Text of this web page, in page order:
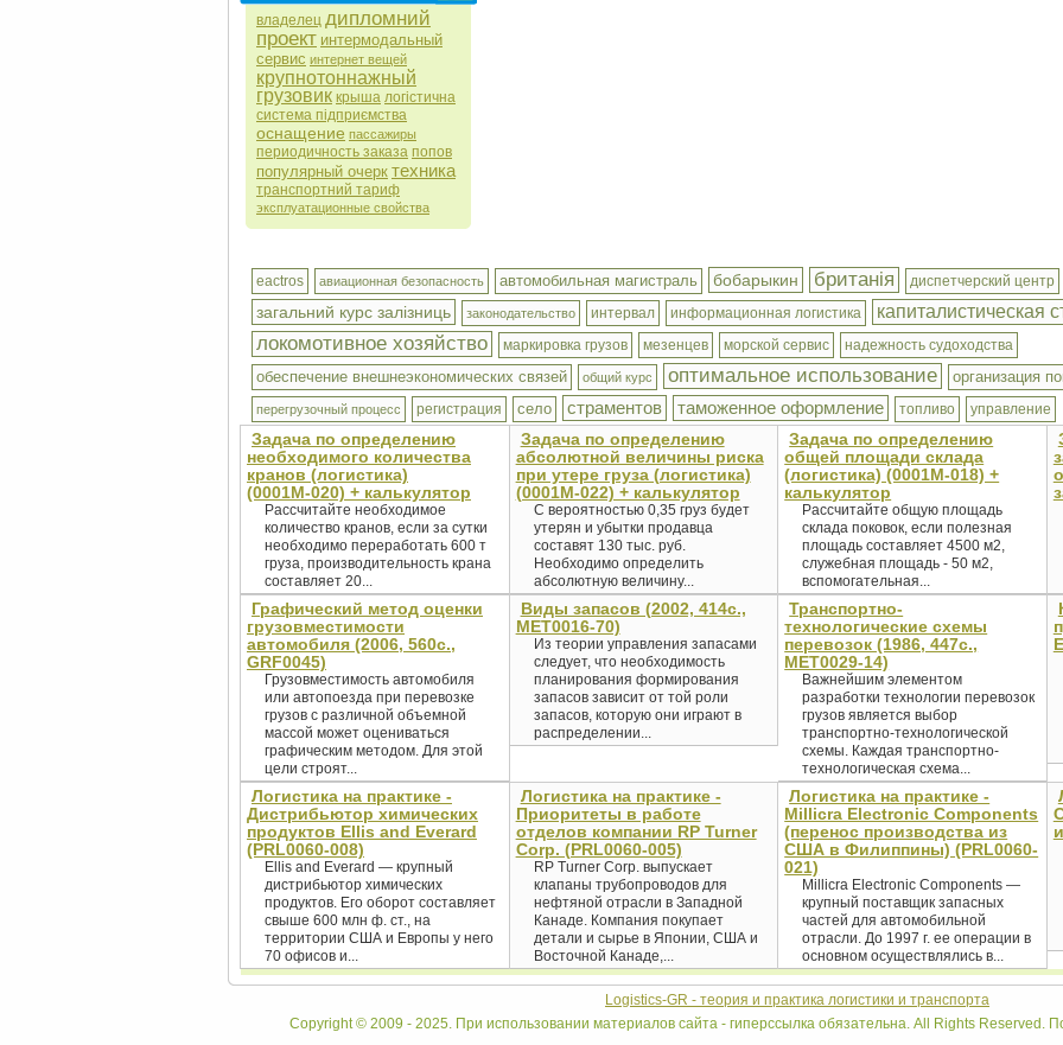
владелец дипломний
проект интермодальный
сервис интернет вещей
крупнотоннажный
грузовик крыша логістична
система підприємства
оснащение пассажиры
периодичность заказа попов
популярный очерк техника
транспортний тариф
эксплуатационные свойства
eactros авиационная безопасность автомобильная магистраль бобарыкин британія диспетчерский центр
загальний курс залізниць законодательство интервал информационная логистика капиталистическая
локомотивное хозяйство маркировка грузов мезенцев морской сервис надежность судоходства
обеспечение внешнеэкономических связей общий курс оптимальное использование организация
перегрузочный процесс регистрация село страментов таможенное оформление топливо управление
Задача по определению
необходимого количества
кранов (логистика)
(0001М-020) + калькулятор
Рассчитайте необходимое
количество кранов, если за сутки
необходимо переработать 600 т
груза, производительность крана
составляет 20...
Задача по определению
абсолютной величины риска
при утере груза (логистика)
(0001M-022) + калькулятор
С вероятностью 0,35 груз будет
утерян и убытки продавца
составят 130 тыс. руб.
Необходимо определить
абсолютную величину...
Задача по определению
общей площади склада
(логистика) (0001М-018) +
калькулятор
Рассчитайте общую площадь
склада поковок, если полезная
площадь составляет 4500 м2,
служебная площадь - 50 м2,
вспомогательная...
Графический метод оценки
грузовместимости
автомобиля (2006, 560с.,
GRF0045)
Грузовместимость автомобиля
или автопоезда при перевозке
грузов с различной объемной
массой может оцениваться
графическим методом. Для этой
цели строят...
Виды запасов (2002, 414с.,
MET0016-70)
Из теории управления запасами
следует, что необходимость
планирования формирования
запасов зависит от той роли
запасов, которую они играют в
распределении...
Транспортно-
технологические схемы
перевозок (1986, 447с.,
MET0029-14)
Важнейшим элементом
разработки технологии перевозок
грузов является выбор
транспортно-технологической
схемы. Каждая транспортно-
технологическая схема...
Логистика на практике -
Дистрибьютор химических
продуктов Ellis and Everard
(PRL0060-008)
Ellis and Everard — крупный
дистрибьютор химических
продуктов. Его оборот составляет
свыше 600 млн ф. ст., на
территории США и Европы у него
70 офисов и...
Логистика на практике -
Приоритеты в работе
отделов компании RP Turner
Corp. (PRL0060-005)
RP Turner Corp. выпускает
клапаны трубопроводов для
нефтяной отрасли в Западной
Канаде. Компания покупает
детали и сырье в Японии, США и
Восточной Канаде,...
Логистика на практике -
Millicra Electronic Components
(перенос производства из
США в Филиппины) (PRL0060-
021)
Millicra Electronic Components —
крупный поставщик запасных
частей для автомобильной
отрасли. До 1997 г. ее операции в
основном осуществлялись в...
Logistics-GR - теория и практика логистики и транспорта
Copyright © 2009 - 2025. При использовании материалов сайта - гиперссылка обязательна. All Rights Reserved.